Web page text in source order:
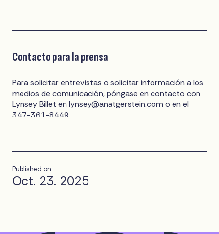
Contacto para la prensa
Para solicitar entrevistas o solicitar información a los
medios de comunicación, póngase en contacto con
Lynsey Billet enlynsey@anatgerstein.com o en el
347-361-8449.
Published on
Oct. 23. 2025